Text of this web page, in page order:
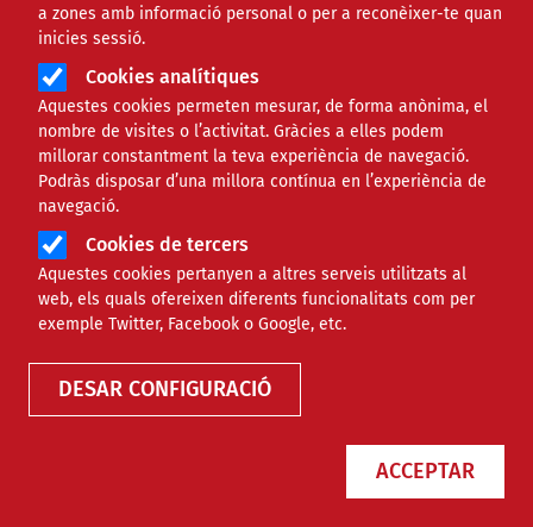
a zones amb informació personal o per a reconèixer-te quan
inicies sessió.
Cookies analítiques
Aquestes cookies permeten mesurar, de forma anònima, el
nombre de visites o l’activitat. Gràcies a elles podem
millorar constantment la teva experiència de navegació.
Podràs disposar d’una millora contínua en l’experiència de
navegació.
Cookies de tercers
Aquestes cookies pertanyen a altres serveis utilitzats al
web, els quals ofereixen diferents funcionalitats com per
exemple Twitter, Facebook o Google, etc.
DESAR CONFIGURACIÓ
ACCEPTAR
Finançament
Tipus